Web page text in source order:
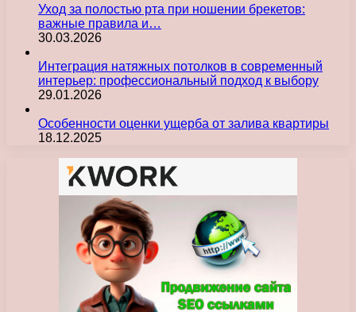
Уход за полостью рта при ношении брекетов:
важные правила и…
30.03.2026
Интеграция натяжных потолков в современный
интерьер: профессиональный подход к выбору
29.01.2026
Особенности оценки ущерба от залива квартиры
18.12.2025